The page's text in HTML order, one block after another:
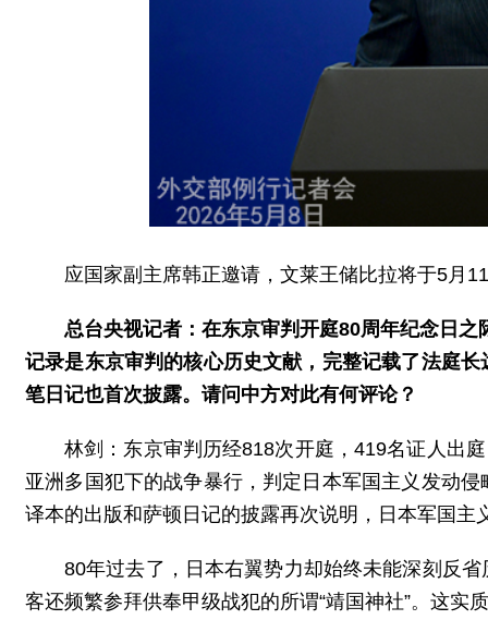
应国家副主席韩正邀请，文莱王储比拉将于5月
总台央视记者：在东京审判开庭80周年纪念日
记录是东京审判的核心历史文献，完整记载了法庭
笔日记也首次披露。请问中方对此有何评论？
林剑：东京审判历经818次开庭，419名证人出
亚洲多国犯下的战争暴行，判定日本军国主义发动
译本的出版和萨顿日记的披露再次说明，日本军国主
80年过去了，日本右翼势力却始终未能深刻反
客还频繁参拜供奉甲级战犯的所谓“靖国神社”。这